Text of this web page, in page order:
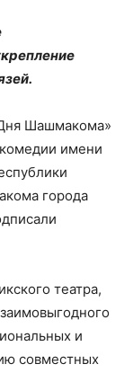
Шашмакома»
имени
города
театра,
и
совместных